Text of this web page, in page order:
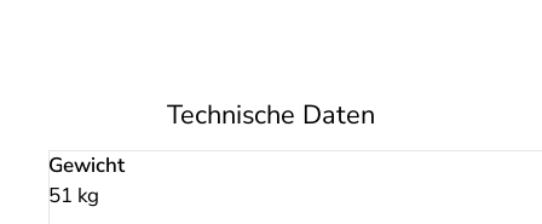
Technische Daten
Gewicht
51 kg